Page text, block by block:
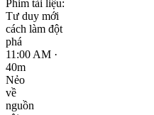
Phim tài liệu:
Tư duy mới
cách làm đột
phá
11:00 AM ·
40m
Nẻo
về
nguồn